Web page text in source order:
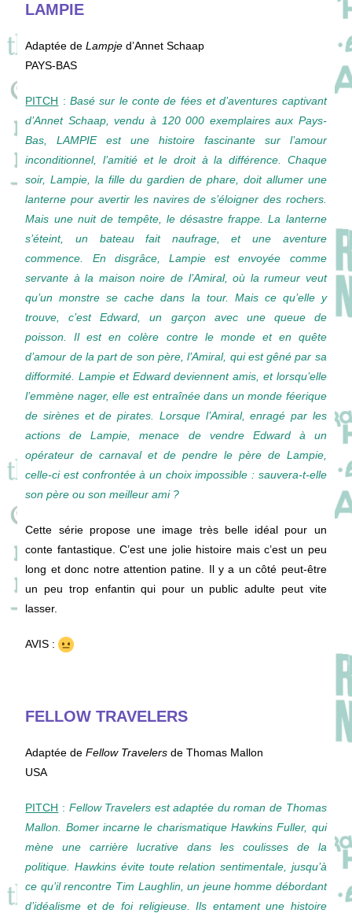
LAMPIE
Adaptée deLampje d’Annet Schaap
PAYS-BAS
PITCH :Basé sur le conte de fées et d’aventures captivant
d’Annet Schaap, vendu à 120 000 exemplaires aux Pays-
Bas, LAMPIE est une histoire fascinante sur l’amour
inconditionnel, l’amitié et le droit à la différence. Chaque
soir, Lampie, la fille du gardien de phare, doit allumer une
lanterne pour avertir les navires de s’éloigner des rochers.
Mais une nuit de tempête, le désastre frappe. La lanterne
s’éteint, un bateau fait naufrage, et une aventure
commence. En disgrâce, Lampie est envoyée comme
servante à la maison noire de l’Amiral, où la rumeur veut
qu’un monstre se cache dans la tour. Mais ce qu’elle y
trouve, c’est Edward, un garçon avec une queue de
poisson. Il est en colère contre le monde et en quête
d’amour de la part de son père, l’Amiral, qui est gêné par sa
difformité. Lampie et Edward deviennent amis, et lorsqu’elle
l’emmène nager, elle est entraînée dans un monde féerique
de sirènes et de pirates. Lorsque l’Amiral, enragé par les
actions de Lampie, menace de vendre Edward à un
opérateur de carnaval et de pendre le père de Lampie,
celle-ci est confrontée à un choix impossible : sauvera-t-elle
son père ou son meilleur ami ?
Cette série propose une image très belle idéal pour un
conte fantastique. C’est une jolie histoire mais c’est un peu
long et donc notre attention patine. Il y a un côté peut-être
un peu trop enfantin qui pour un public adulte peut vite
lasser.
AVIS :
FELLOW TRAVELERS
Adaptée de Fellow Travelers de Thomas Mallon
USA
PITCH : Fellow Travelers est adaptée du roman de Thomas
Mallon. Bomer incarne le charismatique Hawkins Fuller, qui
mène une carrière lucrative dans les coulisses de la
politique. Hawkins évite toute relation sentimentale, jusqu’à
ce qu’il rencontre Tim Laughlin, un jeune homme débordant
d’idéalisme et de foi religieuse. Ils entament une histoire